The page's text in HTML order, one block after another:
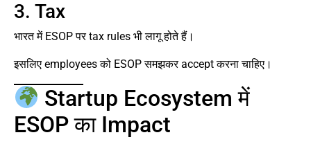
3. Tax
भारत में ESOP पर tax rules भी लागू होते हैं।
इसलिए employees को ESOP समझकर accept करना चाहिए।
Startup Ecosystem में
ESOP का Impact